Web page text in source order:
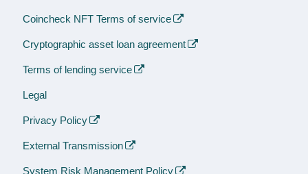
Coincheck NFT Terms of service
Cryptographic asset loan agreement
Terms of lending service
Legal
Privacy Policy
External Transmission
System Risk Management Policy